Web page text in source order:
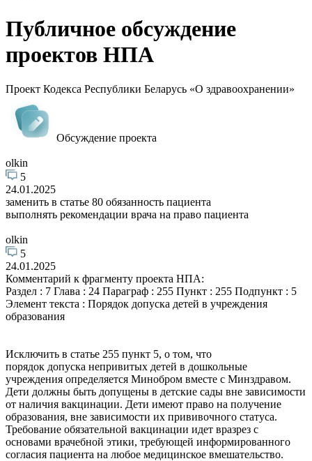
Публичное обсуждение
проектов НПА
Проект Кодекса Республики Беларусь «О здравоохранении»
Обсуждение проекта
olkin
5
24.01.2025
заменить в статье 80 обязанность пациента
выполнять рекомендации врача на право пациента
olkin
5
24.01.2025
Комментарий к фрагменту проекта НПА:
Раздел : 7 Глава : 24 Параграф : 255 Пункт : 255 Подпункт : 5
Элемент текста : Порядок допуска детей в учреждения
образования
Исключить в статье 255 пункт 5, о том, что
порядок допуска непривитых детей в дошкольные
учреждения определяется Минобром вместе с Минздравом.
Дети должны быть допущены в детские сады вне зависимости
от наличия вакцинации. Дети имеют право на получение
образования, вне зависимости их прививочного статуса.
Требование обязательной вакцинации идет вразрез с
основами врачебной этики, требующей информированного
согласия пациента на любое медицинское вмешательство.